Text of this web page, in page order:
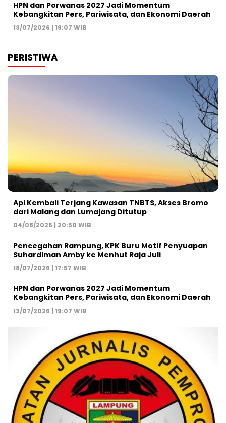
HPN dan Porwanas 2027 Jadi Momentum
Kebangkitan Pers, Pariwisata, dan Ekonomi Daerah
13/07/2026 | 19:07 WIB
PERISTIWA
Api Kembali Terjang Kawasan TNBTS, Akses Bromo
dari Malang dan Lumajang Ditutup
04/08/2026 | 20:50 WIB
Pencegahan Rampung, KPK Buru Motif Penyuapan
Suhardiman Amby ke Menhut Raja Juli
18/07/2026 | 17:57 WIB
HPN dan Porwanas 2027 Jadi Momentum
Kebangkitan Pers, Pariwisata, dan Ekonomi Daerah
13/07/2026 | 19:07 WIB